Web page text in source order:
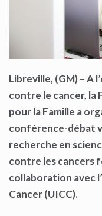
Libreville, (GM) – A
contre le cancer, la
pour la Famille a
conférence-débat
recherche en
contre les cancers
collaboration avec
Cancer (UICC).